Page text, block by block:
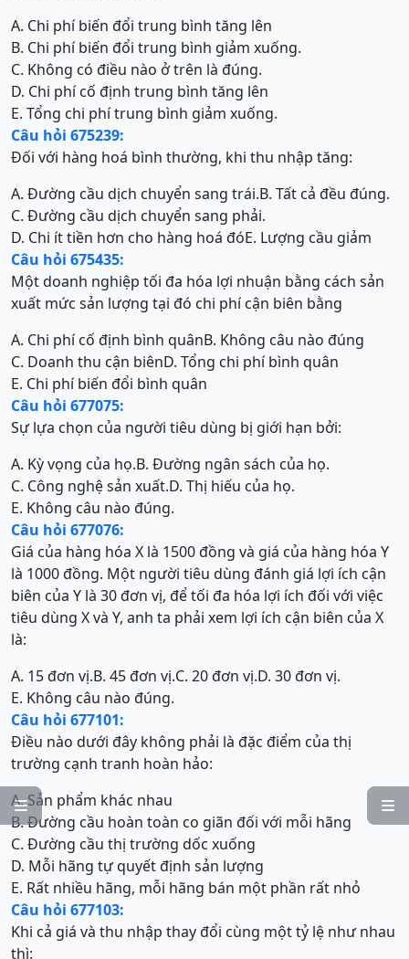


A. Chi phí biến đổi trung bình tăng lên
B. Chi phí biến đổi trung bình giảm xuống.
C. Không có điều nào ở trên là đúng.
D. Chi phí cố định trung bình tăng lên
E. Tổng chi phí trung bình giảm xuống.
Câu hỏi 675239:
Đối với hàng hoá bình thường, khi thu nhập tăng:
A. Đường cầu dịch chuyển sang trái.B. Tất cả đều đúng.
C. Đường cầu dịch chuyển sang phải.
D. Chi ít tiền hơn cho hàng hoá đóE. Lượng cầu giảm
Câu hỏi 675435:
Một doanh nghiệp tối đa hóa lợi nhuận bằng cách sản
xuất mức sản lượng tại đó chi phí cận biên bằng
A. Chi phí cố định bình quânB. Không câu nào đúng
C. Doanh thu cận biênD. Tổng chi phí bình quân
E. Chi phí biến đổi bình quân
Câu hỏi 677075:
Sự lựa chọn của người tiêu dùng bị giới hạn bởi:
A. Kỳ vọng của họ.B. Đường ngân sách của họ.
C. Công nghệ sản xuất.D. Thị hiếu của họ.
E. Không câu nào đúng.
Câu hỏi 677076:
Giá của hàng hóa X là 1500 đồng và giá của hàng hóa Y
là 1000 đồng. Một người tiêu dùng đánh giá lợi ích cận
biên của Y là 30 đơn vị, để tối đa hóa lợi ích đối với việc
tiêu dùng X và Y, anh ta phải xem lợi ích cận biên của X
là:
A. 15 đơn vị.B. 45 đơn vị.C. 20 đơn vị.D. 30 đơn vị.
E. Không câu nào đúng.
Câu hỏi 677101:
Điều nào dưới đây không phải là đặc điểm của thị
trường cạnh tranh hoàn hảo:
A. Sản phẩm khác nhau
B. Đường cầu hoàn toàn co giãn đối với mỗi hãng
C. Đường cầu thị trường dốc xuống
D. Mỗi hãng tự quyết định sản lượng
E. Rất nhiều hãng, mỗi hãng bán một phần rất nhỏ
Câu hỏi 677103:
Khi cả giá và thu nhập thay đổi cùng một tỷ lệ như nhau
thì: